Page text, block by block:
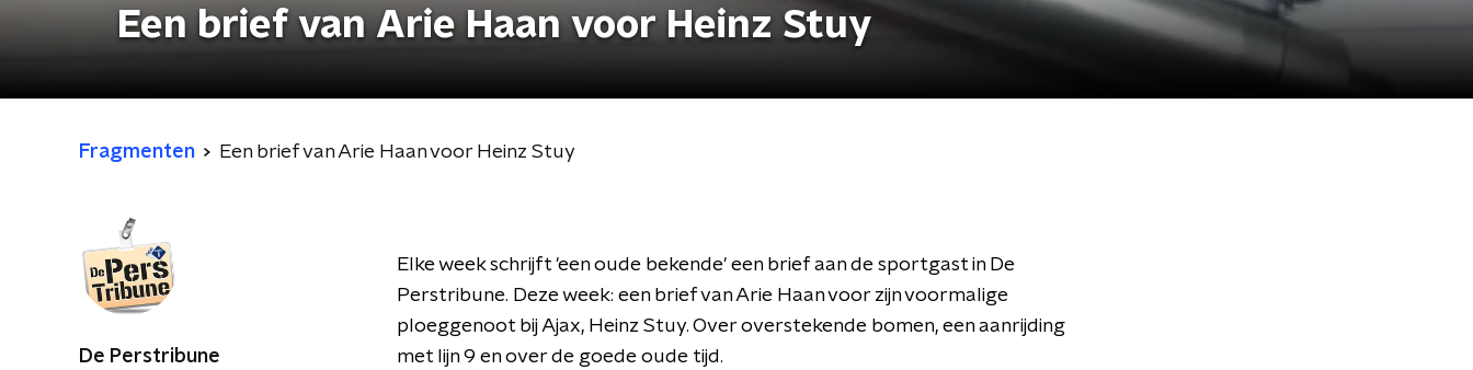
Een brief van Arie Haan voor Heinz Stuy
Fragmenten Een brief van Arie Haan voor Heinz Stuy
De Perstribune
Elke week schrijft 'een oude bekende' een brief aan de sportgast in De
Perstribune. Deze week: een brief van Arie Haan voor zijn voormalige
ploeggenoot bij Ajax, Heinz Stuy. Over overstekende bomen, een aanrijding
met lijn 9 en over de goede oude tijd.